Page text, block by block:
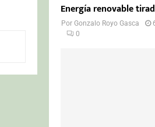
Energía renovable
PorGonzalo Royo Gasca
0